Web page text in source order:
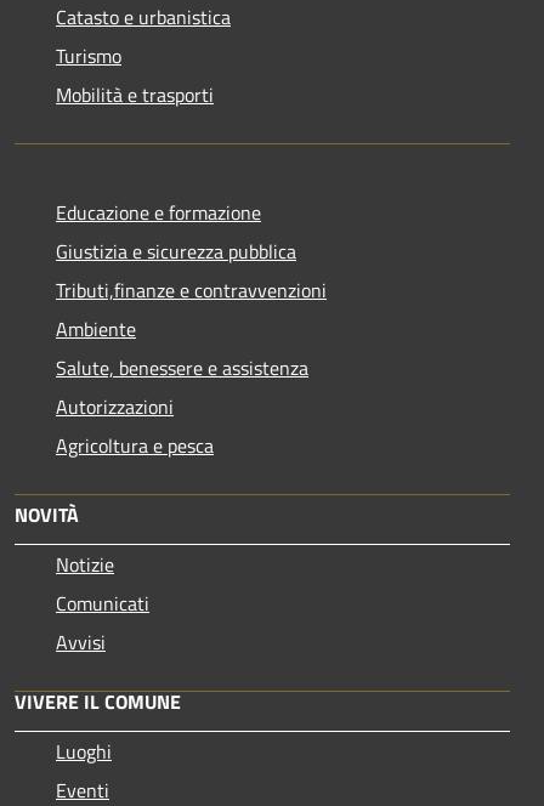
Catasto e urbanistica
Turismo
Mobilità e trasporti
Educazione e formazione
Giustizia e sicurezza pubblica
Tributi,finanze e contravvenzioni
Ambiente
Salute, benessere e assistenza
Autorizzazioni
Agricoltura e pesca
NOVITÀ
Notizie
Comunicati
Avvisi
VIVERE IL COMUNE
Luoghi
Eventi